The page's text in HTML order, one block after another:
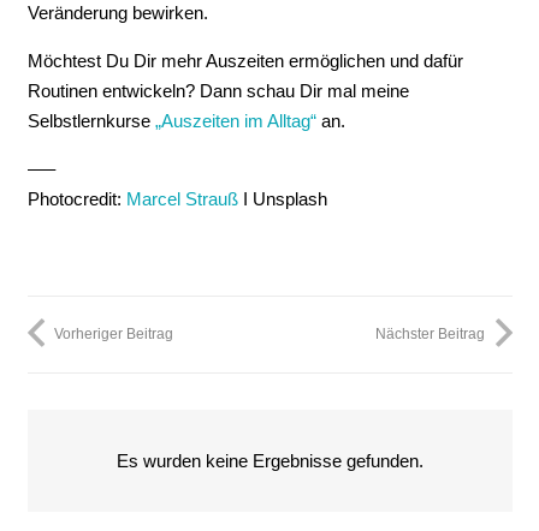
Veränderung bewirken.
Möchtest Du Dir mehr Auszeiten ermöglichen und dafür
Routinen entwickeln? Dann schau Dir mal meine
Selbstlernkurse „Auszeiten im Alltag“an.
—–
Photocredit: Marcel StraußI Unsplash
Vorheriger Beitrag Nächster Beitrag
Es wurden keine Ergebnisse gefunden.